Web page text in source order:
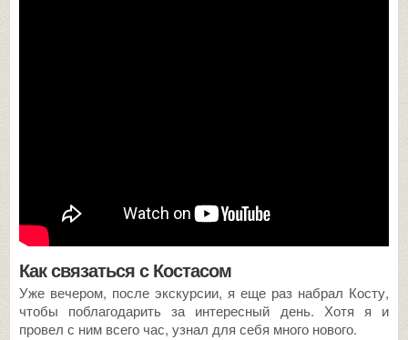
Как связаться с Костасом
Уже вечером, после экскурсии, я еще раз набрал Косту,
чтобы поблагодарить за интересный день. Хотя я и
провел с ним всего час, узнал для себя много нового.